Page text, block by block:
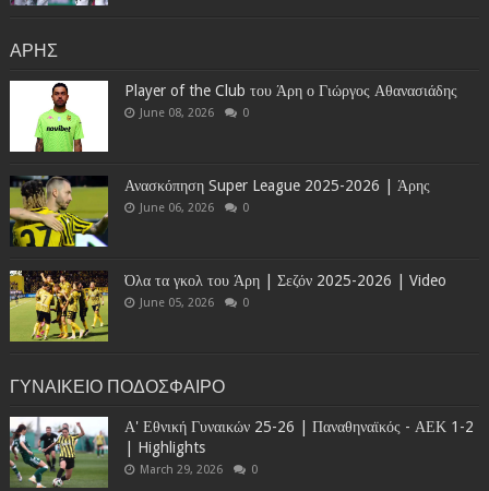
ΑΡΗΣ
Player of the Club του Άρη ο Γιώργος Αθανασιάδης
June 08, 2026 0
Ανασκόπηση Super League 2025-2026 | Άρης
June 06, 2026 0
Όλα τα γκολ του Άρη | Σεζόν 2025-2026 | Video
June 05, 2026 0
ΓΥΝΑΙΚΕΙΟ ΠΟΔΟΣΦΑΙΡΟ
Α' Εθνική Γυναικών 25-26 | Παναθηναϊκός - ΑΕΚ 1-2
| Highlights
March 29, 2026 0